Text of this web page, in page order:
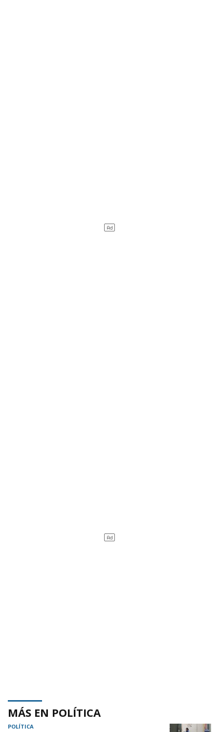
MÁS EN POLÍTICA
POLÍTICA